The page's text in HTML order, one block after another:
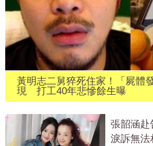
黃明志二舅猝死住家！「屍體
現 打工40年悲慘餘生曝
張韶涵赴
淚訴無